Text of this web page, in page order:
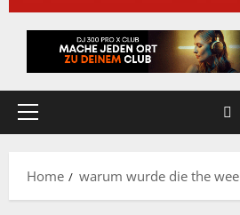
Primary
Home warum wurde die the